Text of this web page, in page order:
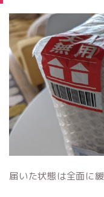
届いた状態は全面に